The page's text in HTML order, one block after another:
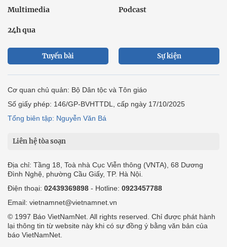
Multimedia Podcast
24h qua
Tuyến bài Sự kiện
Cơ quan chủ quản: Bộ Dân tộc và Tôn giáo
Số giấy phép: 146/GP-BVHTTDL, cấp ngày 17/10/2025
Tổng biên tập: Nguyễn Văn Bá
Liên hệ tòa soạn
Địa chỉ: Tầng 18, Toà nhà Cục Viễn thông (VNTA), 68 Dương
Đình Nghệ, phường Cầu Giấy, TP. Hà Nội.
Điện thoại: 02439369898 - Hotline: 0923457788
Email: vietnamnet@vietnamnet.vn
© 1997 Báo VietNamNet. All rights reserved. Chỉ được phát hành
lại thông tin từ website này khi có sự đồng ý bằng văn bản của
báo VietNamNet.